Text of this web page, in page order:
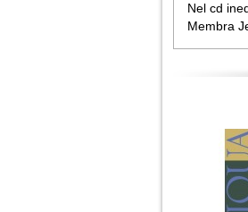
Nel cd
Membra